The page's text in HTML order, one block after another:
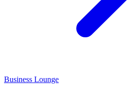
Business Lounge